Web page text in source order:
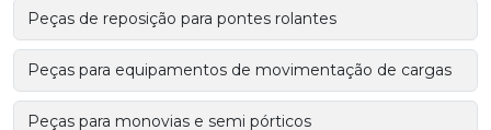
Peças de reposição para pontes rolantes
Peças para equipamentos de movimentação de cargas
Peças para monovias e semi pórticos